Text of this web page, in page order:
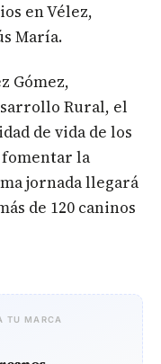
en Vélez,
María.
Gómez,
Rural, el
de vida de los
fomentar la
jornada llegará
de 120 caninos
TU MARCA